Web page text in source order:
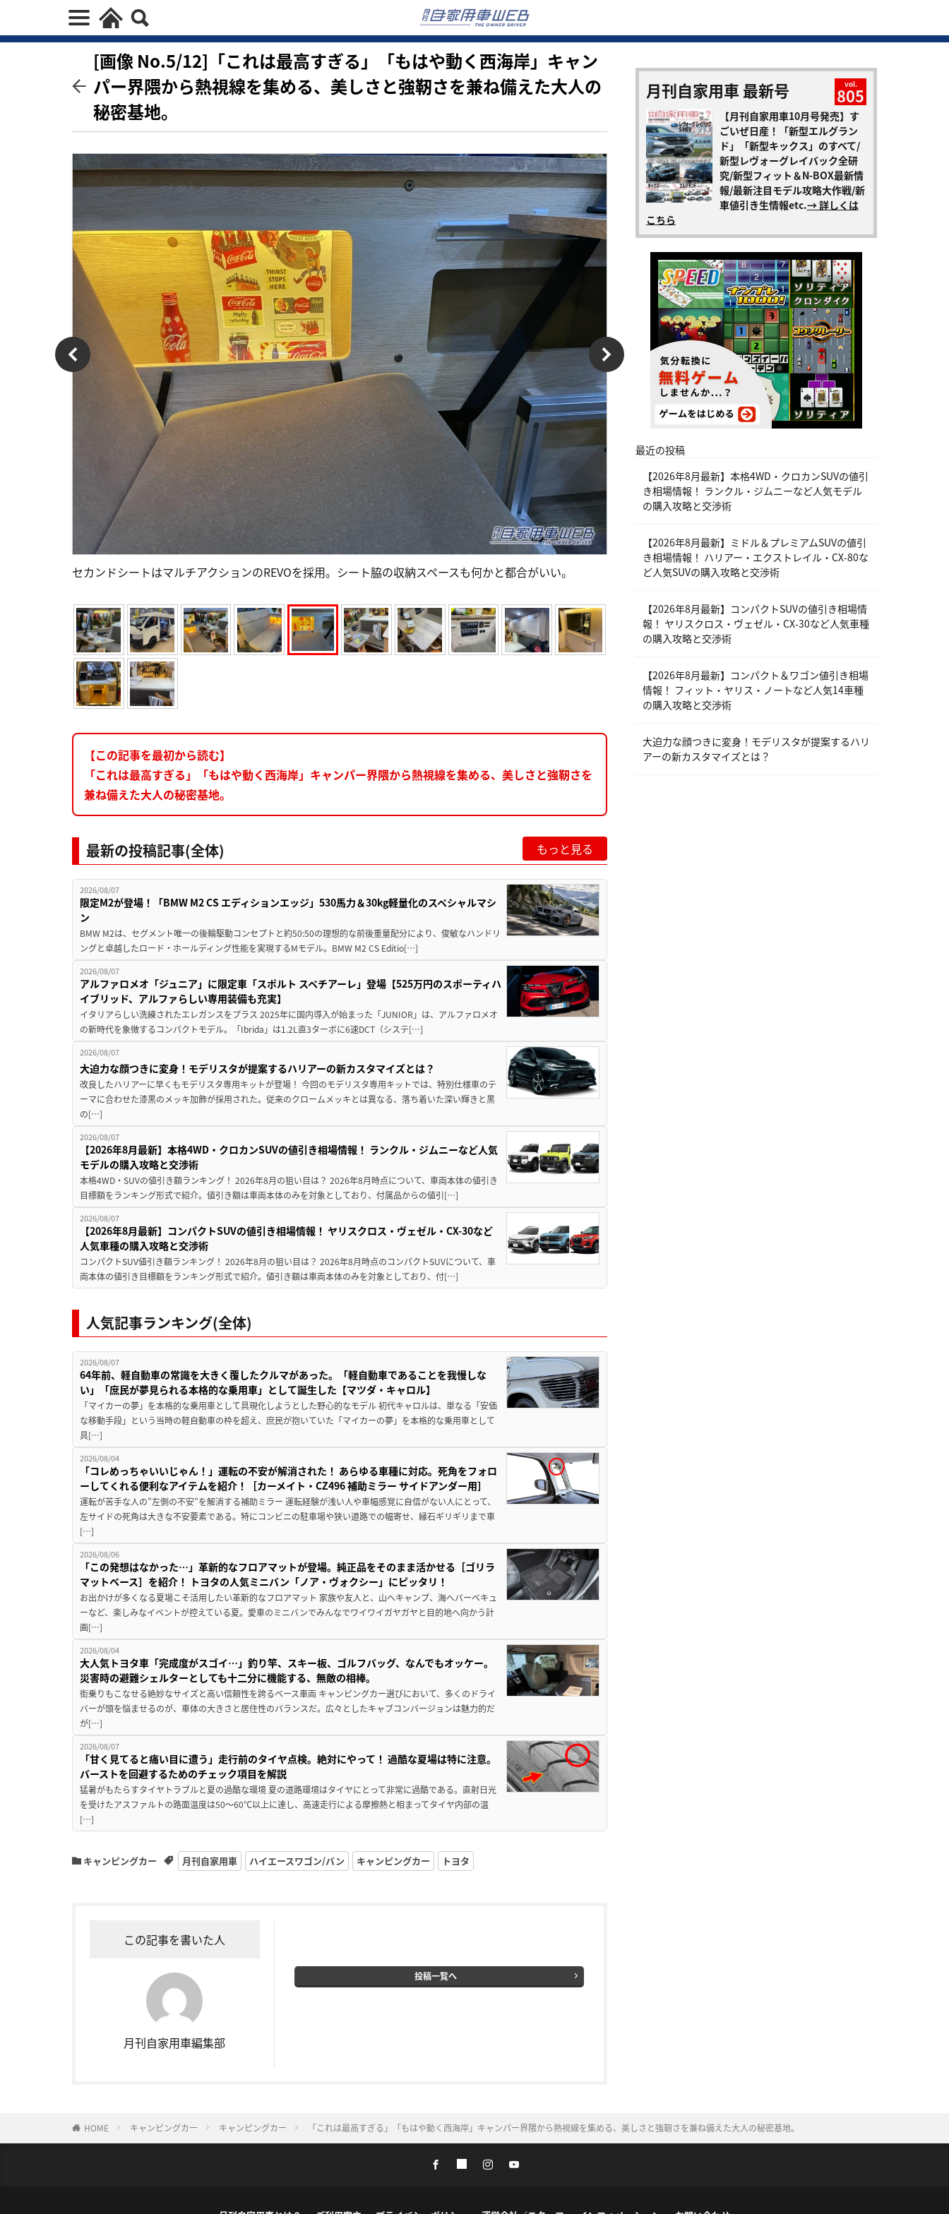
[画像 No.5/12]「これは最高すぎる」「もはや動く西海岸」キャン
パー界隈から熱視線を集める、美しさと強靭さを兼ね備えた大人の
秘密基地。
セカンドシートはマルチアクションのREVOを採用。シート脇の収納スペースも何かと都合がいい。
【この記事を最初から読む】
「これは最高すぎる」「もはや動く西海岸」キャンパー界隈から熱視線を集める、美しさと強靭さを
兼ね備えた大人の秘密基地。
最新の投稿記事(全体) もっと見る
2026/08/07
限定M2が登場！「BMW M2 CS エディションエッジ」530馬力＆30kg軽量化のスペシャルマシ
ン
BMW M2は、セグメント唯一の後輪駆動コンセプトと約50:50の理想的な前後重量配分により、俊敏なハンドリ
ングと卓越したロード・ホールディング性能を実現するMモデル。BMW M2 CS Editio[…]
2026/08/07
アルファロメオ「ジュニア」に限定車「スポルト スペチアーレ」登場【525万円のスポーティハ
イブリッド、アルファらしい専用装備も充実】
イタリアらしい洗練されたエレガンスをプラス 2025年に国内導入が始まった「JUNIOR」は、アルファロメオ
の新時代を象徴するコンパクトモデル。「Ibrida」は1.2L直3ターボに6速DCT（システ[…]
2026/08/07
大迫力な顔つきに変身！モデリスタが提案するハリアーの新カスタマイズとは？
改良したハリアーに早くもモデリスタ専用キットが登場！ 今回のモデリスタ専用キットでは、特別仕様車のテ
ーマに合わせた漆黒のメッキ加飾が採用された。従来のクロームメッキとは異なる、落ち着いた深い輝きと黒
の[…]
2026/08/07
【2026年8月最新】本格4WD・クロカンSUVの値引き相場情報！ ランクル・ジムニーなど人気
モデルの購入攻略と交渉術
本格4WD・SUVの値引き額ランキング！ 2026年8月の狙い目は？ 2026年8月時点について、車両本体の値引き
目標額をランキング形式で紹介。値引き額は車両本体のみを対象としており、付属品からの値引[…]
2026/08/07
【2026年8月最新】コンパクトSUVの値引き相場情報！ ヤリスクロス・ヴェゼル・CX-30など
人気車種の購入攻略と交渉術
コンパクトSUV値引き額ランキング！ 2026年8月の狙い目は？ 2026年8月時点のコンパクトSUVについて、車
両本体の値引き目標額をランキング形式で紹介。値引き額は車両本体のみを対象としており、付[…]
人気記事ランキング(全体)
2026/08/07
64年前、軽自動車の常識を大きく覆したクルマがあった。「軽自動車であることを我慢しな
い」「庶民が夢見られる本格的な乗用車」として誕生した【マツダ・キャロル】
「マイカーの夢」を本格的な乗用車として具現化しようとした野心的なモデル 初代キャロルは、単なる「安価
な移動手段」という当時の軽自動車の枠を超え、庶民が抱いていた「マイカーの夢」を本格的な乗用車として
具[…]
2026/08/04
「コレめっちゃいいじゃん！」運転の不安が解消された！ あらゆる車種に対応。死角をフォロ
ーしてくれる便利なアイテムを紹介！［カーメイト・CZ496 補助ミラー サイドアンダー用］
運転が苦手な人の”左側の不安”を解消する補助ミラー 運転経験が浅い人や車幅感覚に自信がない人にとって、
左サイドの死角は大きな不安要素である。特にコンビニの駐車場や狭い道路での幅寄せ、縁石ギリギリまで車
[…]
2026/08/06
「この発想はなかった…」革新的なフロアマットが登場。純正品をそのまま活かせる［ゴリラ
マットベース］を紹介！ トヨタの人気ミニバン「ノア・ヴォクシー」にピッタリ！
お出かけが多くなる夏場こそ活用したい革新的なフロアマット 家族や友人と、山へキャンプ、海へバーベキュ
ーなど、楽しみなイベントが控えている夏。愛車のミニバンでみんなでワイワイガヤガヤと目的地へ向かう計
画[…]
2026/08/04
大人気トヨタ車「完成度がスゴイ…」釣り竿、スキー板、ゴルフバッグ、なんでもオッケー。
災害時の避難シェルターとしても十二分に機能する、無敵の相棒。
街乗りもこなせる絶妙なサイズと高い信頼性を誇るベース車両 キャンピングカー選びにおいて、多くのドライ
バーが頭を悩ませるのが、車体の大きさと居住性のバランスだ。広々としたキャブコンバージョンは魅力的だ
が[…]
2026/08/07
「甘く見てると痛い目に遭う」走行前のタイヤ点検。絶対にやって！ 過酷な夏場は特に注意。
バーストを回避するためのチェック項目を解説
猛暑がもたらすタイヤトラブルと夏の過酷な環境 夏の道路環境はタイヤにとって非常に過酷である。直射日光
を受けたアスファルトの路面温度は50〜60℃以上に達し、高速走行による摩擦熱と相まってタイヤ内部の温
[…]
キャンピングカー 月刊自家用車 ハイエースワゴン/バン キャンピングカー トヨタ
この記事を書いた人
月刊自家用車編集部
投稿一覧へ
月刊自家用車 最新号 vol.
805
【月刊自家用車10月号発売】す
ごいぜ日産！「新型エルグラン
ド」「新型キックス」のすべて/
新型レヴォーグレイバック全研
究/新型フィット＆N-BOX最新情
報/最新注目モデル攻略大作戦/新
車値引き生情報etc.→ 詳しくは
こちら
最近の投稿
【2026年8月最新】本格4WD・クロカンSUVの値引
き相場情報！ ランクル・ジムニーなど人気モデル
の購入攻略と交渉術
【2026年8月最新】ミドル＆プレミアムSUVの値引
き相場情報！ ハリアー・エクストレイル・CX-80な
ど人気SUVの購入攻略と交渉術
【2026年8月最新】コンパクトSUVの値引き相場情
報！ ヤリスクロス・ヴェゼル・CX-30など人気車種
の購入攻略と交渉術
【2026年8月最新】コンパクト＆ワゴン値引き相場
情報！ フィット・ヤリス・ノートなど人気14車種
の購入攻略と交渉術
大迫力な顔つきに変身！モデリスタが提案するハリ
アーの新カスタマイズとは？
HOME キャンピングカー キャンピングカー 「これは最高すぎる」「もはや動く西海岸」キャンパー界隈から熱視線を集める、美しさと強靭さを兼ね備えた大人の秘密基地。